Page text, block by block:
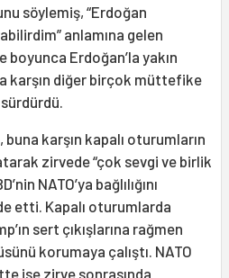
söylemiş, “Erdoğan
anlamına gelen
boyunca Erdoğan’la yakın
karşın diğer birçok müttefike
karşın kapalı oturumların
zirvede “çok sevgi ve birlik
NATO’ya bağlılığını
etti. Kapalı oturumlarda
sert çıkışlarına rağmen
korumaya çalıştı. NATO
ise zirve sonrasında